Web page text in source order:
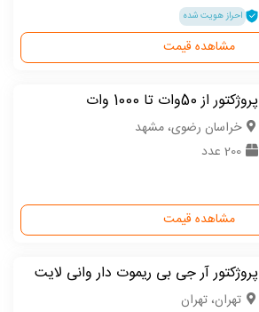
احراز هویت شده
مشاهده قیمت
پروژکتور از 50وات تا 1000 وات
خراسان رضوی، مشهد
200 عدد
مشاهده قیمت
پروژکتور آر جی بی ریموت دار وانی لایت
تهران، تهران